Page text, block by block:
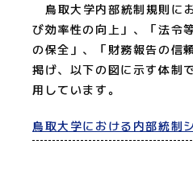
鳥取大学内部統制規則に
び効率性の向上」、「法令
の保全」、「財務報告の信
掲げ、以下の図に示す体制
用しています。
鳥取大学における内部統制